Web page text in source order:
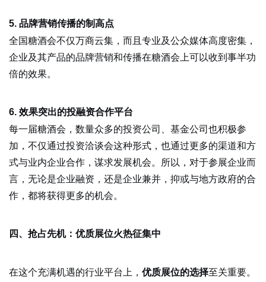
5. 品牌营销传播的制高点
全国糖酒会不仅万商云集，而且专业及公众媒体高度密集，
企业及其产品的品牌营销和传播在糖酒会上可以收到事半功
倍的效果。
6. 效果突出的投融资合作平台
每一届糖酒会，数量众多的投资公司、基金公司也积极参
加，不仅通过投资洽谈会这种形式，也通过更多的渠道和方
式与业内企业合作，谋求发展机会。所以，对于参展企业而
言，无论是企业融资，还是企业兼并，抑或与地方政府的合
作，都将获得更多的机会。
四、抢占先机：优质展位火热征集中
在这个充满机遇的行业平台上， 优质展位的选择至关重要。